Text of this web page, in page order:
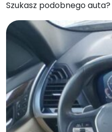
Szukasz podobnego auta?